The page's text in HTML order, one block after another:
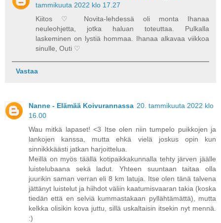
tammikuuta 2022 klo 17.27
Kiitos ♡ Novita-lehdessä oli monta Ihanaa
neuleohjetta, jotka haluan toteuttaa. Pulkalla
laskeminen on lystiä hommaa. Ihanaa alkavaa viikkoa
sinulle, Outi ♡
Vastaa
Nanne - Elämää Koivurannassa 20. tammikuuta 2022 klo
16.00
Wau mitkä lapaset! <3 Itse olen niin tumpelo puikkojen ja
lankojen kanssa, mutta ehkä vielä joskus opin kun
sinnikkkäästi jatkan harjoittelua.
Meillä on myös täällä kotipaikkakunnalla tehty järven jäälle
luistelubaana sekä ladut. Yhteen suuntaan taitaa olla
juurikin saman verran eli 8 km latuja. Itse olen tänä talvena
jättänyt luistelut ja hiihdot väliin kaatumisvaaran takia (koska
tiedän että en selviä kummastakaan pyllähtämättä), mutta
kelkka olisikin kova juttu, sillä uskaltaisin itsekin nyt mennä.
:)